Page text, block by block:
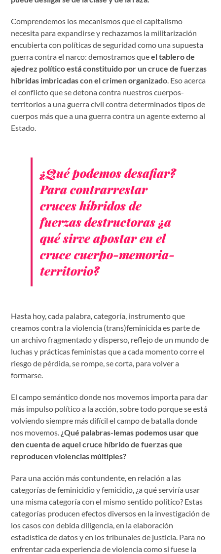
Comprendemos los mecanismos que el capitalismo
necesita para expandirse y rechazamos la militarización
encubierta con políticas de seguridad como una supuesta
guerra contra el narco: demostramos queel tablero de
ajedrez político está constituido por un cruce de fuerzas
híbridas imbricadas con el crimen organizado . Eso acerca
el conflicto que se detona contra nuestros cuerpos-
territorios a una guerra civil contra determinados tipos de
cuerpos más que a una guerra contra un agente externo al
Estado.
¿Qué podemos desafiar?
Para contrarrestar
cruces híbridos de
fuerzas destructoras ¿a
qué sirve apostar en el
cruce cuerpo-memoria-
territorio?
Hasta hoy, cada palabra, categoría, instrumento que
creamos contra la violencia (trans)feminicida es parte de
un archivo fragmentado y disperso, reflejo de un mundo de
luchas y prácticas feministas que a cada momento corre el
riesgo de pérdida, se rompe, se corta, para volver a
formarse.
El campo semántico donde nos movemos importa para dar
más impulso político a la acción, sobre todo porque se está
volviendo siempre más difícil el campo de batalla donde
nos movemos. ¿Qué palabras-lemas podemos usar que
den cuenta de aquel cruce híbrido de fuerzas que
reproducen violencias múltiples?
Para una acción más contundente, en relación a las
categorías de feminicidio y femicidio, ¿a qué serviría usar
una misma categoría con el mismo sentido político? Estas
categorías producen efectos diversos en la investigación de
los casos con debida diligencia, en la elaboración
estadística de datos y en los tribunales de justicia. Para no
enfrentar cada experiencia de violencia como si fuese la